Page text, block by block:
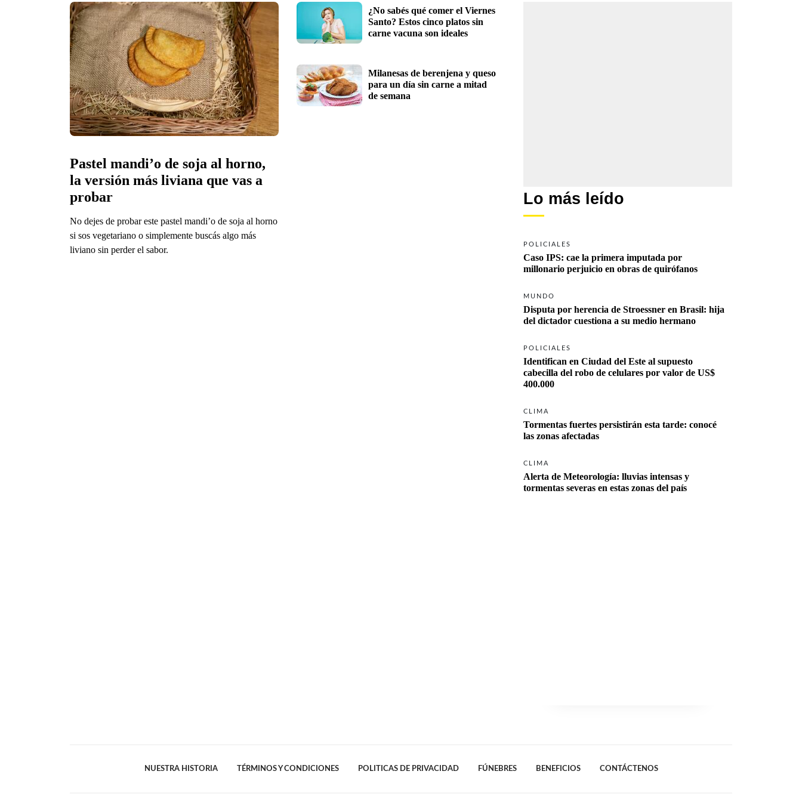
Pastel mandi’o de soja al horno,
la versión más liviana que vas a
probar
No dejes de probar este pastel mandi’o de soja al horno
si sos vegetariano o simplemente buscás algo más
liviano sin perder el sabor.
¿No sabés qué comer el Viernes
Santo? Estos cinco platos sin
Milanesas de berenjena y queso
para un día sin carne a mitad
de semana
Lo más leído
POLICIALES
Caso IPS: cae la primera imputada por
millonario perjuicio en obras de quirófanos
MUNDO
Disputa por herencia de Stroessner en Brasil: hija
POLICIALES
Identifican en Ciudad del Este al supuesto
cabecilla del robo de celulares por valor de US$
400.000
CLIMA
Tormentas fuertes persistirán esta tarde: conocé
las zonas afectadas
CLIMA
Alerta de Meteorología: lluvias intensas y
tormentas severas en estas zonas del país
NUESTRA HISTORIA TÉRMINOS Y CONDICIONES POLITICAS DE PRIVACIDAD FÚNEBRES BENEFICIOS CONTÁCTENOS